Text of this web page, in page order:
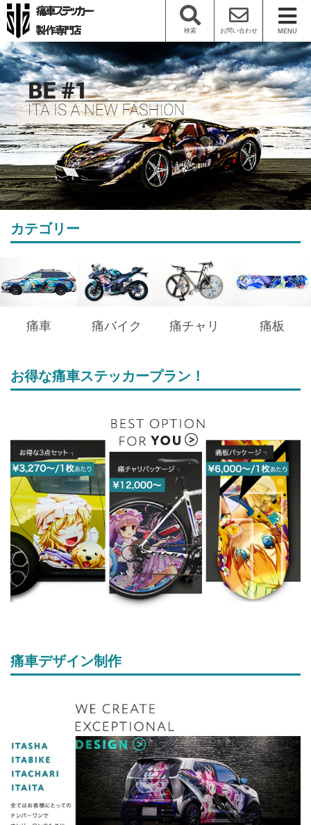
検索 お問い合わせ MENU
カテゴリー
痛車 痛バイク 痛チャリ 痛板
お得な痛車ステッカープラン！
痛車デザイン制作